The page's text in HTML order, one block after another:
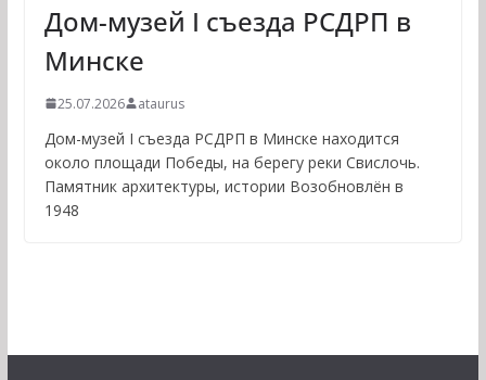
Дом-музей I съезда РСДРП в
Минске
25.07.2026 ataurus
Дом-музей I съезда РСДРП в Минске находится
около площади Победы, на берегу реки Свислочь.
Памятник архитектуры, истории Возобновлён в
1948